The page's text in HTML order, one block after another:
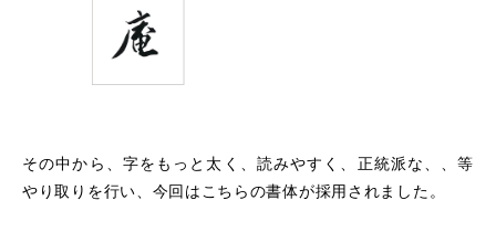
その中から、字をもっと太く、読みやすく、正統派な、、等
やり取りを行い、今回はこちらの書体が採用されました。